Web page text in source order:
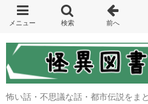
怖い話・不思議な話・都市伝説をま